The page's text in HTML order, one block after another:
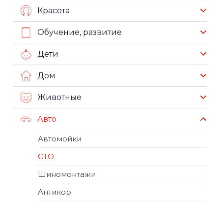
Красота
Обучение, развитие
Дети
Дом
Животные
Авто
Автомойки
СТО
Шиномонтажи
Антикор